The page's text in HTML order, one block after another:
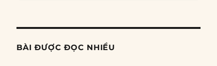
BÀI ĐƯỢC ĐỌC NHIỀU